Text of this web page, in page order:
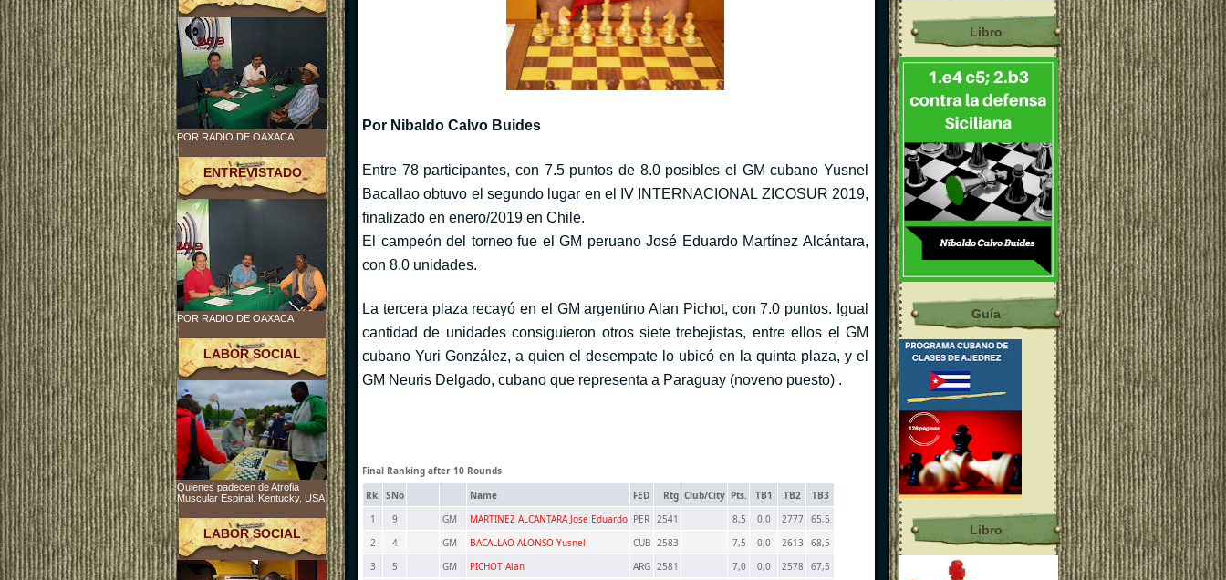
Por Nibaldo Calvo Buides
Entre 78 participantes, con 7.5 puntos de 8.0 posibles el GM cubano Yusnel
Bacallao obtuvo el segundo lugar en el IV INTERNACIONAL ZICOSUR 2019,
finalizado en enero/2019 en Chile.
El campeón del torneo fue el GM peruano José Eduardo Martínez Alcántara,
con 8.0 unidades.
La tercera plaza recayó en el GM argentino Alan Pichot, con 7.0 puntos. Igual
cantidad de unidades consiguieron otros siete trebejistas, entre ellos el GM
cubano Yuri González, a quien el desempate lo ubicó en la quinta plaza, y el
GM Neuris Delgado, cubano que representa a Paraguay (noveno puesto) .
Final Ranking after 10 Rounds
Rk. SNo Name FED Rtg Club/City Pts. TB1 TB2
TB3
1
9 GM MARTINEZ ALCANTARA Jose Eduardo PER 2541 8,5 0,0 2777
65,5
2
4 GM BACALLAO ALONSO Yusnel CUB 2583 7,5 0,0 2613
68,5
3
5 GM PICHOT Alan ARG 2581 7,0 0,0 2578
67,5
POR RADIO DE OAXACA
ENTREVISTADO
POR RADIO DE OAXACA
LABOR SOCIAL
Quienes padecen de Atrofia
Muscular Espinal. Kentucky, USA
LABOR SOCIAL
Libro
Guía
Libro